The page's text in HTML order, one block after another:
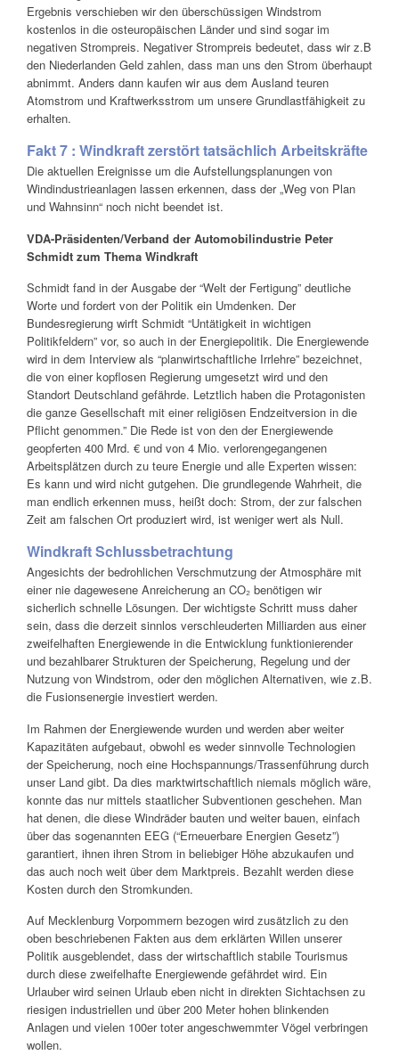
Ergebnis verschieben wir den überschüssigen Windstrom
kostenlos in die osteuropäischen Länder und sind sogar im
negativen Strompreis. Negativer Strompreis bedeutet, dass wir z.B
den Niederlanden Geld zahlen, dass man uns den Strom überhaupt
abnimmt. Anders dann kaufen wir aus dem Ausland teuren
Atomstrom und Kraftwerksstrom um unsere Grundlastfähigkeit zu
erhalten.
Fakt 7 : Windkraft zerstört tatsächlich Arbeitskräfte
Die aktuellen Ereignisse um die Aufstellungsplanungen von
Windindustrieanlagen lassen erkennen, dass der „Weg von Plan
und Wahnsinn“ noch nicht beendet ist.
VDA-Präsidenten/Verband der Automobilindustrie Peter
Schmidt zum Thema Windkraft
Schmidt fand in der Ausgabe der “Welt der Fertigung” deutliche
Worte und fordert von der Politik ein Umdenken. Der
Bundesregierung wirft Schmidt “Untätigkeit in wichtigen
Politikfeldern” vor, so auch in der Energiepolitik. Die Energiewende
wird in dem Interview als “planwirtschaftliche Irrlehre” bezeichnet,
die von einer kopflosen Regierung umgesetzt wird und den
Standort Deutschland gefährde. Letztlich haben die Protagonisten
die ganze Gesellschaft mit einer religiösen Endzeitversion in die
Pflicht genommen.” Die Rede ist von den der Energiewende
geopferten 400 Mrd. € und von 4 Mio. verlorengegangenen
Arbeitsplätzen durch zu teure Energie und alle Experten wissen:
Es kann und wird nicht gutgehen. Die grundlegende Wahrheit, die
man endlich erkennen muss, heißt doch: Strom, der zur falschen
Zeit am falschen Ort produziert wird, ist weniger wert als Null.
Windkraft Schlussbetrachtung
Angesichts der bedrohlichen Verschmutzung der Atmosphäre mit
einer nie dagewesene Anreicherung an CO₂ benötigen wir
sicherlich schnelle Lösungen. Der wichtigste Schritt muss daher
sein, dass die derzeit sinnlos verschleuderten Milliarden aus einer
zweifelhaften Energiewende in die Entwicklung funktionierender
und bezahlbarer Strukturen der Speicherung, Regelung und der
Nutzung von Windstrom, oder den möglichen Alternativen, wie z.B.
die Fusionsenergie investiert werden.
Im Rahmen der Energiewende wurden und werden aber weiter
Kapazitäten aufgebaut, obwohl es weder sinnvolle Technologien
der Speicherung, noch eine Hochspannungs/Trassenführung durch
unser Land gibt. Da dies marktwirtschaftlich niemals möglich wäre,
konnte das nur mittels staatlicher Subventionen geschehen. Man
hat denen, die diese Windräder bauten und weiter bauen, einfach
über das sogenannten EEG (“Erneuerbare Energien Gesetz”)
garantiert, ihnen ihren Strom in beliebiger Höhe abzukaufen und
das auch noch weit über dem Marktpreis. Bezahlt werden diese
Kosten durch den Stromkunden.
Auf Mecklenburg Vorpommern bezogen wird zusätzlich zu den
oben beschriebenen Fakten aus dem erklärten Willen unserer
Politik ausgeblendet, dass der wirtschaftlich stabile Tourismus
durch diese zweifelhafte Energiewende gefährdet wird. Ein
Urlauber wird seinen Urlaub eben nicht in direkten Sichtachsen zu
riesigen industriellen und über 200 Meter hohen blinkenden
Anlagen und vielen 100er toter angeschwemmter Vögel verbringen
wollen.